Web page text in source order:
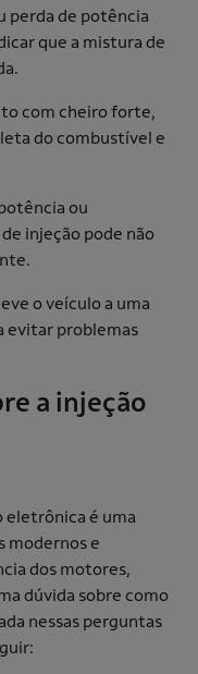
perda de potência
que a mistura de
com cheiro forte,
do combustível e
ou
injeção pode não
o veículo a uma
evitar problemas
a injeção
eletrônica é uma
modernos e
dos motores,
dúvida sobre como
nessas perguntas